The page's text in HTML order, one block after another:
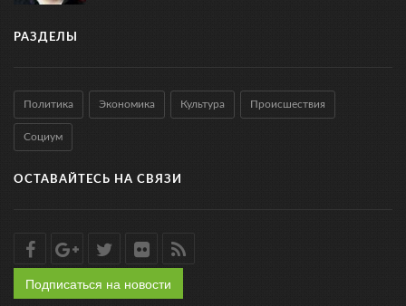
РАЗДЕЛЫ
Политика Экономика Культура Происшествия
Социум
ОСТАВАЙТЕСЬ НА СВЯЗИ
Подписаться на новости